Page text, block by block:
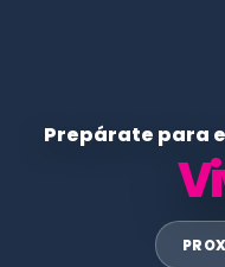
Prepárate para